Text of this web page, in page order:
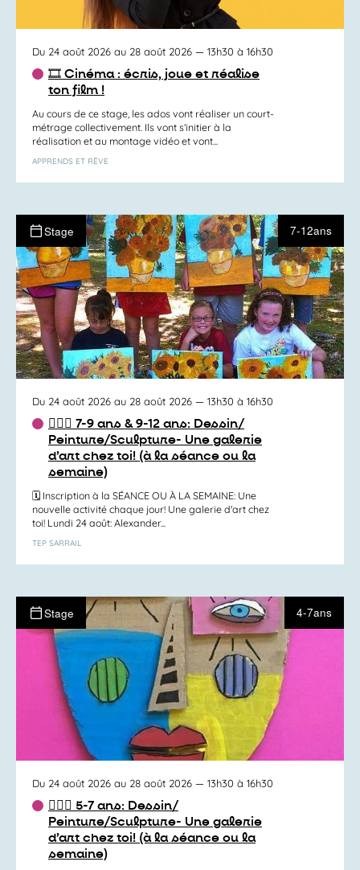
Du 24 août 2026 au 28 août 2026 — 13h30 à 16h30
🎞️ Cinéma : écris, joue et réalise
ton film !
Au cours de ce stage, les ados vont réaliser un court-
métrage collectivement. Ils vont s’initier à la
réalisation et au montage vidéo et vont...
APPRENDS ET RÊVE
Stage 7-12ans
Du 24 août 2026 au 28 août 2026 — 13h30 à 16h30
✍🏻🎨 7-9 ans & 9-12 ans: Dessin/
Peinture/Sculpture- Une galerie
d’art chez toi! (à la séance ou la
semaine)
🗓️ Inscription à la SÉANCE OU À LA SEMAINE: Une
nouvelle activité chaque jour! Une galerie d'art chez
toi! Lundi 24 août: Alexander...
TEP SARRAIL
Stage 4-7ans
Du 24 août 2026 au 28 août 2026 — 13h30 à 16h30
✍🏻🎨 5-7 ans: Dessin/
Peinture/Sculpture- Une galerie
d’art chez toi! (à la séance ou la
semaine)